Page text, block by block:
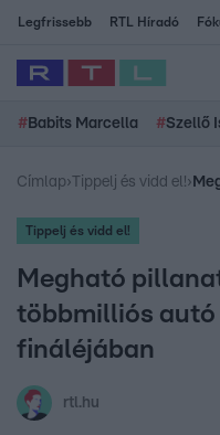
Legfrissebb RTL Híradó
# Babits Marcella #Szellő
Címlap› Tippelj és vidd el!›
Tippelj és vidd el!
Megható
többmilliós autó
fináléjában
rtl.hu